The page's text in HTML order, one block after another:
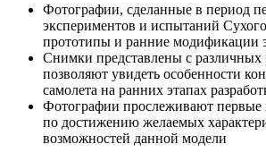
Фотографии, сделанные в период
экспериментов и испытаний
прототипы и ранние модификации
Снимки представлены с различных
позволяют увидеть особенности
самолета на ранних этапах
Фотографии прослеживают
по достижению желаемых
возможностей данной модели